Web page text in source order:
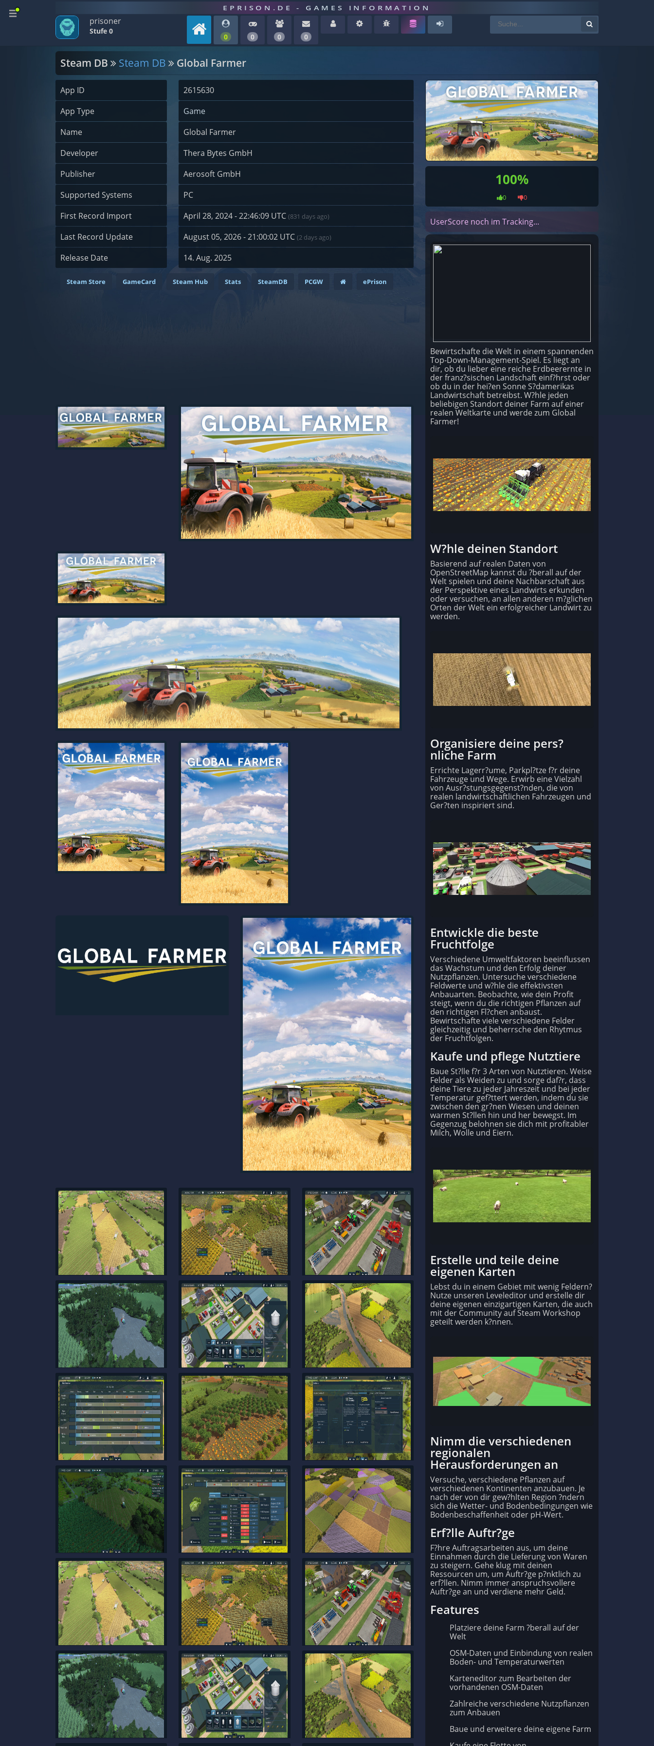
EPRISON.DE - GAMES INFORMATION
prisoner
Stufe 0
0 0 0 0
Steam DB Steam DB Global Farmer
App ID
2615630
App Type
Game
Name
Global Farmer
Developer
Thera Bytes GmbH
Publisher
Aerosoft GmbH
Supported Systems
PC
First Record Import
April 28, 2024 - 22:46:09 UTC (831 days ago)
Last Record Update August 05, 2026 - 21:00:02 UTC (2 days ago)
Release Date 14. Aug. 2025
Steam Store GameCard Steam Hub Stats SteamDB PCGW ePrison
100%
0 0
UserScore noch im Tracking...
Bewirtschafte die Welt in einem spannenden
Top-Down-Management-Spiel. Es liegt an
dir, ob du lieber eine reiche Erdbeerernte in
der franz?sischen Landschaft einf?hrst oder
ob du in der hei?en Sonne S?damerikas
Landwirtschaft betreibst. W?hle jeden
beliebigen Standort deiner Farm auf einer
realen Weltkarte und werde zum Global
Farmer!
W?hle deinen Standort
Basierend auf realen Daten von
OpenStreetMap kannst du ?berall auf der
Welt spielen und deine Nachbarschaft aus
der Perspektive eines Landwirts erkunden
oder versuchen, an allen anderen m?glichen
Orten der Welt ein erfolgreicher Landwirt zu
werden.
Organisiere deine pers?
nliche Farm
Errichte Lagerr?ume, Parkpl?tze f?r deine
Fahrzeuge und Wege. Erwirb eine Vielzahl
von Ausr?stungsgegenst?nden, die von
realen landwirtschaftlichen Fahrzeugen und
Ger?ten inspiriert sind.
Entwickle die beste
Fruchtfolge
Verschiedene Umweltfaktoren beeinflussen
das Wachstum und den Erfolg deiner
Nutzpflanzen. Untersuche verschiedene
Feldwerte und w?hle die effektivsten
Anbauarten. Beobachte, wie dein Profit
steigt, wenn du die richtigen Pflanzen auf
den richtigen Fl?chen anbaust.
Bewirtschafte viele verschiedene Felder
gleichzeitig und beherrsche den Rhytmus
der Fruchtfolgen.
Kaufe und pflege Nutztiere
Baue St?lle f?r 3 Arten von Nutztieren. Weise
Felder als Weiden zu und sorge daf?r, dass
deine Tiere zu jeder Jahreszeit und bei jeder
Temperatur gef?ttert werden, indem du sie
zwischen den gr?nen Wiesen und deinen
warmen St?llen hin und her bewegst. Im
Gegenzug belohnen sie dich mit profitabler
Milch, Wolle und Eiern.
Erstelle und teile deine
eigenen Karten
Lebst du in einem Gebiet mit wenig Feldern?
Nutze unseren Leveleditor und erstelle dir
deine eigenen einzigartigen Karten, die auch
mit der Community auf Steam Workshop
geteilt werden k?nnen.
Nimm die verschiedenen
regionalen
Herausforderungen an
Versuche, verschiedene Pflanzen auf
verschiedenen Kontinenten anzubauen. Je
nach der von dir gew?hlten Region ?ndern
sich die Wetter- und Bodenbedingungen wie
Bodenbeschaffenheit oder pH-Wert.
Erf?lle Auftr?ge
F?hre Auftragsarbeiten aus, um deine
Einnahmen durch die Lieferung von Waren
zu steigern. Gehe klug mit deinen
Ressourcen um, um Auftr?ge p?nktlich zu
erf?llen. Nimm immer anspruchsvollere
Auftr?ge an und verdiene mehr Geld.
Features
Platziere deine Farm ?berall auf der
Welt
OSM-Daten und Einbindung von realen
Boden- und Temperaturwerten
Karteneditor zum Bearbeiten der
vorhandenen OSM-Daten
Zahlreiche verschiedene Nutzpflanzen
zum Anbauen
Baue und erweitere deine eigene Farm